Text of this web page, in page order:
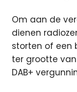
Om aan de
dienen
storten of een
ter grootte
DAB+